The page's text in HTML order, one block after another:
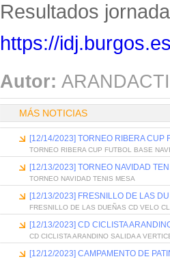
Resultados
https://
Autor:
MÁS NOTICIAS
[12/14/2023] TORNEO RIBERA CUP
TORNEO RIBERA CUP FUTBOL BASE
[12/13/2023] TORNEO NAVIDAD
TORNEO NAVIDAD TENIS MESA
[12/13/2023] FRESNILLO DE LAS
FRESNILLO DE LAS DUEÑAS CD VELO
[12/13/2023] CD CICLISTA
CD CICLISTA ARANDINO SALIDA A
[12/12/2023] CAMPAMENTO DE